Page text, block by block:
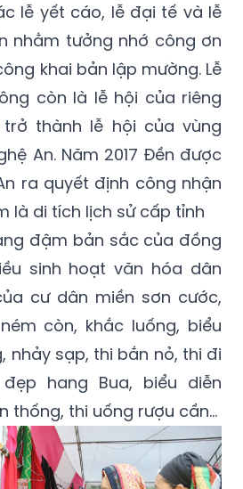
lễ yết cáo, lễ đại tế và lễ
nhằm tưởng nhớ công ơn
khai bản lập mường. Lễ
còn là lễ hội của riêng
thành lễ hội của vùng
An. Năm 2017 Đền được
ra quyết định công nhận
là di tích lịch sử cấp tỉnh
đậm bản sắc của đồng
sinh hoạt văn hóa dân
cư dân miền sơn cước,
còn, khắc luống, biểu
nhảy sạp, thi bắn nỏ, thi đi
hang Bua, biểu diễn
thống, thi uống rượu cần…